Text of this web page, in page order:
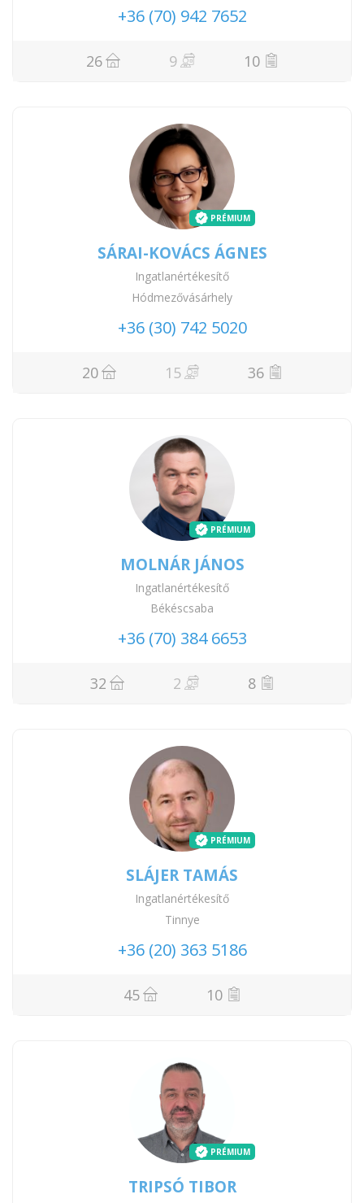
+36 (70) 942 7652
26 9 10
PRÉMIUM
SÁRAI-KOVÁCS ÁGNES
Ingatlanértékesítő
Hódmezővásárhely
+36 (30) 742 5020
20 15 36
PRÉMIUM
MOLNÁR JÁNOS
Ingatlanértékesítő
Békéscsaba
+36 (70) 384 6653
32 2 8
PRÉMIUM
SLÁJER TAMÁS
Ingatlanértékesítő
Tinnye
+36 (20) 363 5186
45 10
PRÉMIUM
TRIPSÓ TIBOR